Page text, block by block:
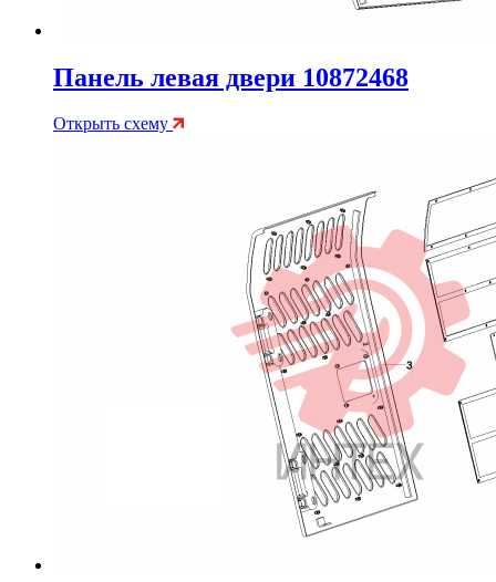
Панель левая двери 10872468
Открыть схему